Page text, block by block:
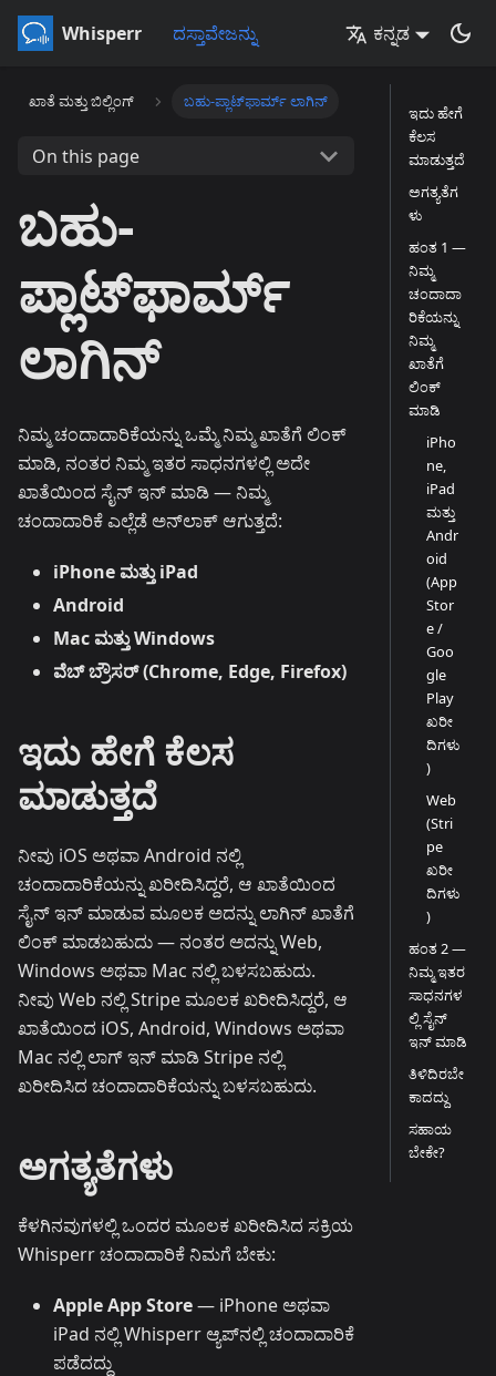
Whisperr ದಸ್ತಾವೇಜನ್ನು ಕನ್ನಡ
ಖಾತೆ ಮತ್ತು ಬಿಲ್ಲಿಂಗ್ ಬಹು-ಪ್ಲಾಟ್‌ಫಾರ್ಮ್ ಲಾಗಿನ್
On this page
ಬಹು-
ಪ್ಲಾಟ್‌ಫಾರ್ಮ್
ಲಾಗಿನ್
ನಿಮ್ಮ ಚಂದಾದಾರಿಕೆಯನ್ನು ಒಮ್ಮೆ ನಿಮ್ಮ ಖಾತೆಗೆ ಲಿಂಕ್
ಮಾಡಿ, ನಂತರ ನಿಮ್ಮ ಇತರ ಸಾಧನಗಳಲ್ಲಿ ಅದೇ
ಖಾತೆಯಿಂದ ಸೈನ್ ಇನ್ ಮಾಡಿ — ನಿಮ್ಮ
ಚಂದಾದಾರಿಕೆ ಎಲ್ಲೆಡೆ ಅನ್‌ಲಾಕ್ ಆಗುತ್ತದೆ:
iPhone ಮತ್ತು iPad
Android
Mac ಮತ್ತು Windows
ವೆಬ್ ಬ್ರೌಸರ್ (Chrome, Edge, Firefox)
ಇದು ಹೇಗೆ ಕೆಲಸ
ಮಾಡುತ್ತದೆ
ನೀವು iOS ಅಥವಾ Android ನಲ್ಲಿ
ಚಂದಾದಾರಿಕೆಯನ್ನು ಖರೀದಿಸಿದ್ದರೆ, ಆ ಖಾತೆಯಿಂದ
ಸೈನ್ ಇನ್ ಮಾಡುವ ಮೂಲಕ ಅದನ್ನು ಲಾಗಿನ್ ಖಾತೆಗೆ
ಲಿಂಕ್ ಮಾಡಬಹುದು — ನಂತರ ಅದನ್ನು Web,
Windows ಅಥವಾ Mac ನಲ್ಲಿ ಬಳಸಬಹುದು.
ನೀವು Web ನಲ್ಲಿ Stripe ಮೂಲಕ ಖರೀದಿಸಿದ್ದರೆ, ಆ
ಖಾತೆಯಿಂದ iOS, Android, Windows ಅಥವಾ
Mac ನಲ್ಲಿ ಲಾಗ್ ಇನ್ ಮಾಡಿ Stripe ನಲ್ಲಿ
ಖರೀದಿಸಿದ ಚಂದಾದಾರಿಕೆಯನ್ನು ಬಳಸಬಹುದು.
ಅಗತ್ಯತೆಗಳು
ಕೆಳಗಿನವುಗಳಲ್ಲಿ ಒಂದರ ಮೂಲಕ ಖರೀದಿಸಿದ ಸಕ್ರಿಯ
Whisperr ಚಂದಾದಾರಿಕೆ ನಿಮಗೆ ಬೇಕು:
Apple App Store— iPhone ಅಥವಾ
iPad ನಲ್ಲಿ Whisperr ಆ್ಯಪ್‌ನಲ್ಲಿ ಚಂದಾದಾರಿಕೆ
ಪಡೆದದ್ದು
ಇದು ಹೇಗೆ
ಕೆಲಸ
ಮಾಡುತ್ತದೆ
ಅಗತ್ಯತೆಗ
ಳು
ಹಂತ 1 —
ನಿಮ್ಮ
ಚಂದಾದಾ
ರಿಕೆಯನ್ನು
ನಿಮ್ಮ
ಖಾತೆಗೆ
ಲಿಂಕ್
ಮಾಡಿ
iPho
ne,
iPad
ಮತ್ತು
Andr
oid
(App
Stor
e /
Goo
gle
Play
ಖರೀ
ದಿಗಳು
)
Web
(Stri
pe
ಖರೀ
ದಿಗಳು
)
ಹಂತ 2 —
ನಿಮ್ಮ ಇತರ
ಸಾಧನಗಳ
ಲ್ಲಿ ಸೈನ್
ಇನ್ ಮಾಡಿ
ತಿಳಿದಿರಬೇ
ಕಾದದ್ದು
ಸಹಾಯ
ಬೇಕೇ?